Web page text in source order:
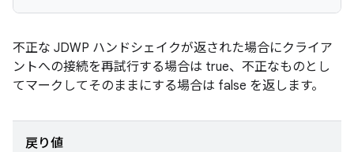
不正な JDWP ハンドシェイクが返された場合にクライア
ントへの接続を再試行する場合は true、不正なものとし
てマークしてそのままにする場合は false を返します。
戻り値